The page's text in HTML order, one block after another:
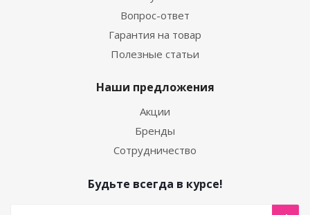
Вопрос-ответ
Гарантия на товар
Полезные статьи
Наши предложения
Акции
Бренды
Сотрудничество
Будьте всегда в курсе!